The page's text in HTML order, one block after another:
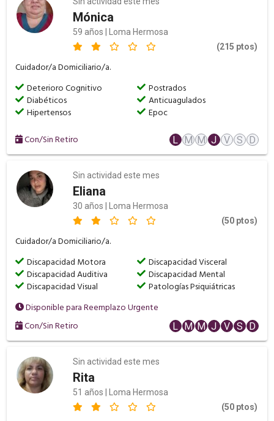
Mónica
59 años | Loma Hermosa
(215 ptos)
Cuidador/a Domiciliario/a.
Deterioro Cognitivo
Postrados
Diabéticos
Anticuagulados
Hipertensos
Epoc
Con/Sin Retiro L M M J V S D
Sin actividad este mes
Eliana
30 años | Loma Hermosa
(50 ptos)
Cuidador/a Domiciliario/a.
Discapacidad Motora
Discapacidad Visceral
Discapacidad Auditiva
Discapacidad Mental
Discapacidad Visual
Patologías Psiquiátricas
Disponible para Reemplazo Urgente
Con/Sin Retiro
L M M J V S D
Sin actividad este mes
Rita
51 años | Loma Hermosa
(50 ptos)